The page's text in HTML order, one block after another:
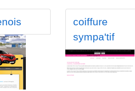
coiffure
sympa'tif